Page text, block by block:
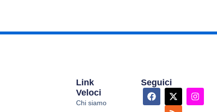
Link
Veloci
Chi siamo
Seguici